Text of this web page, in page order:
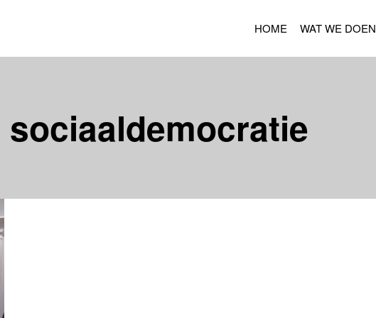
HOME WAT WE DOEN
sociaaldemocratie